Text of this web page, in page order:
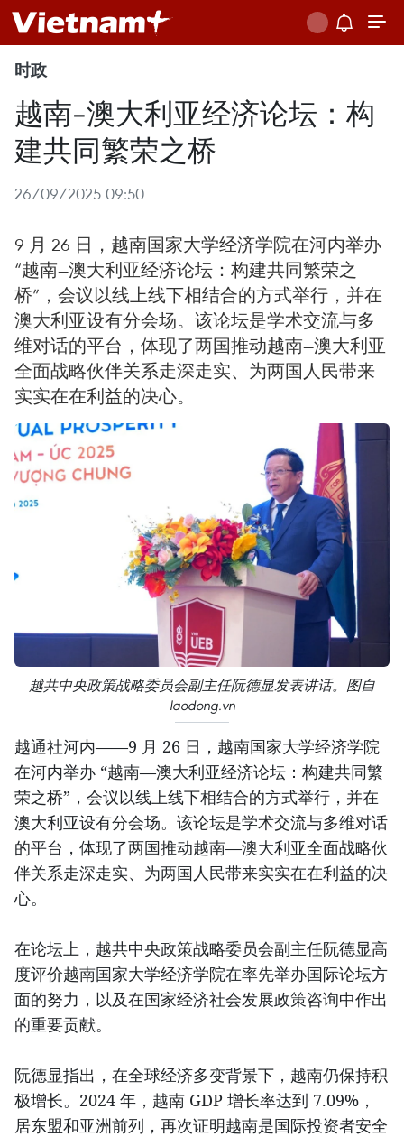
时政
越南-澳大利亚经济论坛：构
建共同繁荣之桥
26/09/2025 09:50
9 月 26 日，越南国家大学经济学院在河内举办
“越南—澳大利亚经济论坛：构建共同繁荣之
桥”，会议以线上线下相结合的方式举行，并在
澳大利亚设有分会场。该论坛是学术交流与多
维对话的平台，体现了两国推动越南—澳大利亚
全面战略伙伴关系走深走实、为两国人民带来
实实在在利益的决心。
越共中央政策战略委员会副主任阮德显发表讲话。图自
laodong.vn
越通社河内——9 月 26 日，越南国家大学经济学院
在河内举办 “越南—澳大利亚经济论坛：构建共同繁
荣之桥”，会议以线上线下相结合的方式举行，并在
澳大利亚设有分会场。该论坛是学术交流与多维对话
的平台，体现了两国推动越南—澳大利亚全面战略伙
伴关系走深走实、为两国人民带来实实在在利益的决
心。
在论坛上，越共中央政策战略委员会副主任阮德显高
度评价越南国家大学经济学院在率先举办国际论坛方
面的努力，以及在国家经济社会发展政策咨询中作出
的重要贡献。
阮德显指出，在全球经济多变背景下，越南仍保持积
极增长。2024 年，越南 GDP 增长率达到 7.09%，
居东盟和亚洲前列，再次证明越南是国际投资者安全